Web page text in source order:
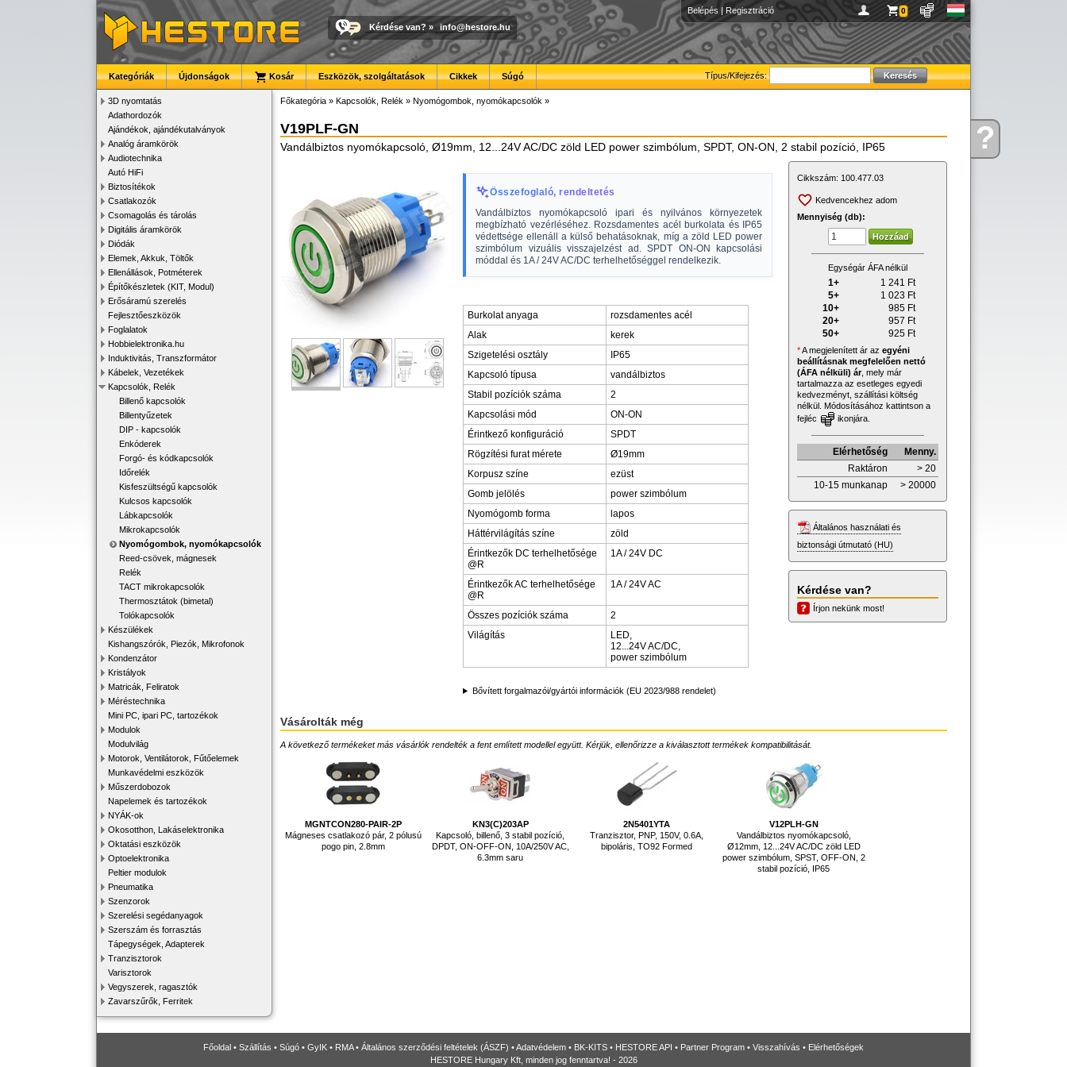
Kérdése?
Belépés | Regisztráció 0
Kérdése van? » info@hestore.hu
Típus/Kifejezés:
Kategóriák Újdonságok Kosár Eszközök, szolgáltatások Cikkek Súgó
3D nyomtatás
Adathordozók
Ajándékok, ajándékutalványok
Analóg áramkörök
Audiotechnika
Autó HiFi
Biztosítékok
Csatlakozók
Csomagolás és tárolás
Digitális áramkörök
Diódák
Elemek, Akkuk, Töltők
Ellenállások, Potméterek
Építőkészletek (KIT, Modul)
Erősáramú szerelés
Fejlesztőeszközök
Foglalatok
Hobbielektronika.hu
Induktivitás, Transzformátor
Kábelek, Vezetékek
Kapcsolók, Relék
Billenő kapcsolók
Billentyűzetek
DIP - kapcsolók
Enkóderek
Forgó- és kódkapcsolók
Időrelék
Kisfeszültségű kapcsolók
Kulcsos kapcsolók
Lábkapcsolók
Mikrokapcsolók
Nyomógombok, nyomókapcsolók
Reed-csövek, mágnesek
Relék
TACT mikrokapcsolók
Thermosztátok (bimetal)
Tolókapcsolók
Készülékek
Kishangszórók, Piezók, Mikrofonok
Kondenzátor
Kristályok
Matricák, Feliratok
Méréstechnika
Mini PC, ipari PC, tartozékok
Modulok
Modulvilág
Motorok, Ventilátorok, Fűtőelemek
Munkavédelmi eszközök
Műszerdobozok
Napelemek és tartozékok
NYÁK-ok
Okosotthon, Lakáselektronika
Oktatási eszközök
Optoelektronika
Peltier modulok
Pneumatika
Szenzorok
Szerelési segédanyagok
Szerszám és forrasztás
Tápegységek, Adapterek
Tranzisztorok
Varisztorok
Vegyszerek, ragasztók
Zavarszűrők, Ferritek
Főkategória » Kapcsolók, Relék » Nyomógombok, nyomókapcsolók »
V19PLF-GN
Vandálbiztos nyomókapcsoló, Ø19mm, 12...24V AC/DC zöld LED power szimbólum, SPDT, ON-ON, 2 stabil pozíció, IP65
Összefoglaló, rendeltetés
Vandálbiztos nyomókapcsoló ipari és nyilvános környezetek
megbízható vezérléséhez. Rozsdamentes acél burkolata és IP65
védettsége ellenáll a külső behatásoknak, míg a zöld LED power
szimbólum vizuális visszajelzést ad. SPDT ON-ON kapcsolási
móddal és 1A / 24V AC/DC terhelhetőséggel rendelkezik.
Burkolat anyaga
rozsdamentes acél
Alak
kerek
Szigetelési osztály
IP65
Kapcsoló típusa
vandálbiztos
Stabil pozíciók száma
2
Kapcsolási mód
ON-ON
Érintkező konfiguráció
SPDT
Rögzítési furat mérete
Ø19mm
Korpusz színe
ezüst
Gomb jelölés
power szimbólum
Nyomógomb forma
lapos
Háttérvilágítás színe
zöld
Érintkezők DC terhelhetősége
@R
1A / 24V DC
Érintkezők AC terhelhetősége
@R
1A / 24V AC
Összes pozíciók száma
2
Világítás
LED,
12...24V AC/DC,
power szimbólum
Bővített forgalmazói/gyártói információk (EU 2023/988 rendelet)
Cikkszám: 100.477.03
Kedvencekhez adom
Mennyiség (db):
Egységár ÁFA nélkül
1+ 1 241 Ft
5+
1 023 Ft
10+
985 Ft
20+
957 Ft
50+
925 Ft
*A megjelenített ár az egyéni
beállításnak megfelelően nettó
(ÁFA nélküli) ár, mely már
tartalmazza az esetleges egyedi
kedvezményt, szállítási költség
nélkül. Módosításához kattintson a
fejléc
ikonjára.
Elérhetőség
Menny.
Raktáron
> 20
10-15 munkanap
> 20000
Általános használati és
biztonsági útmutató (HU)
Kérdése van?
Írjon nekünk most!
Vásárolták még
A következő termékeket más vásárlók rendelték a fent említett modellel együtt. Kérjük, ellenőrizze a kiválasztott termékek kompatibilitását.
MGNTCON280-PAIR-2P
Mágneses csatlakozó pár, 2 pólusú
pogo pin, 2.8mm
KN3(C)203AP
Kapcsoló, billenő, 3 stabil pozíció,
DPDT, ON-OFF-ON, 10A/250V AC,
6.3mm saru
2N5401YTA
Tranzisztor, PNP, 150V, 0.6A,
bipoláris, TO92 Formed
V12PLH-GN
Vandálbiztos nyomókapcsoló,
Ø12mm, 12...24V AC/DC zöld LED
power szimbólum, SPST, OFF-ON, 2
stabil pozíció, IP65
Főoldal • Szállítás • Súgó • GyIK • RMA• Általános szerződési feltételek (ÁSZF) •Adatvédelem • BK-KITS • HESTORE API • Partner Program • Visszahívás • Elérhetőségek
HESTORE Hungary Kft, minden jog fenntartva! - 2026